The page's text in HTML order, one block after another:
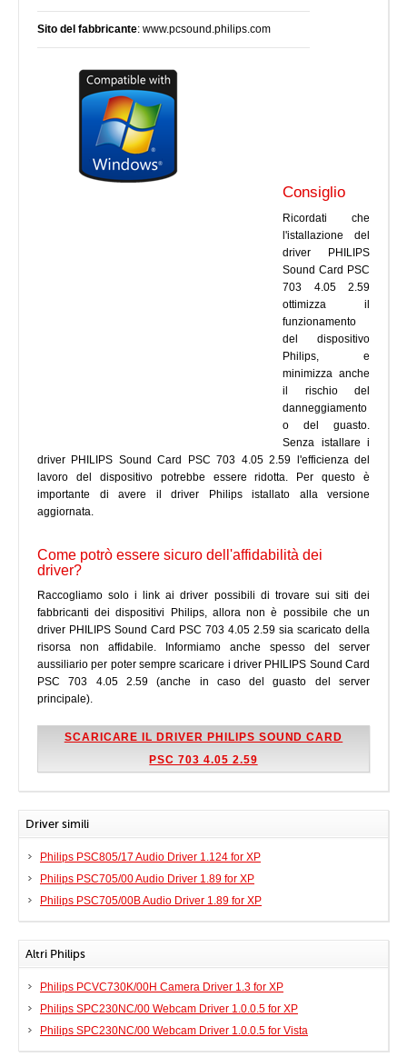
Sito del fabbricante: www.pcsound.philips.com
Consiglio
Ricordati che
l'istallazione del
driver PHILIPS
Sound Card PSC
703 4.05 2.59
ottimizza il
funzionamento
del dispositivo
Philips, e
minimizza anche
il rischio del
danneggiamento
o del guasto.
Senza istallare i
driver PHILIPS Sound Card PSC 703 4.05 2.59 l'efficienza del
lavoro del dispositivo potrebbe essere ridotta. Per questo è
importante di avere il driver Philips istallato alla versione
aggiornata.
Come potrò essere sicuro dell'affidabilità dei
driver?
Raccogliamo solo i link ai driver possibili di trovare sui siti dei
fabbricanti dei dispositivi Philips, allora non è possibile che un
driver PHILIPS Sound Card PSC 703 4.05 2.59 sia scaricato della
risorsa non affidabile. Informiamo anche spesso del server
aussiliario per poter sempre scaricare i driver PHILIPS Sound Card
PSC 703 4.05 2.59 (anche in caso del guasto del server
principale).
SCARICARE IL DRIVER PHILIPS SOUND CARD
PSC 703 4.05 2.59
Driver simili
Philips PSC805/17 Audio Driver 1.124 for XP
Philips PSC705/00 Audio Driver 1.89 for XP
Philips PSC705/00B Audio Driver 1.89 for XP
Altri Philips
Philips PCVC730K/00H Camera Driver 1.3 for XP
Philips SPC230NC/00 Webcam Driver 1.0.0.5 for XP
Philips SPC230NC/00 Webcam Driver 1.0.0.5 for Vista